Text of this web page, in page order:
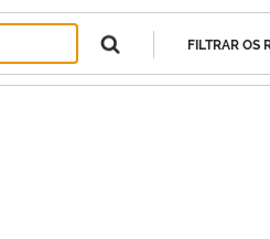
FILTRAR OS